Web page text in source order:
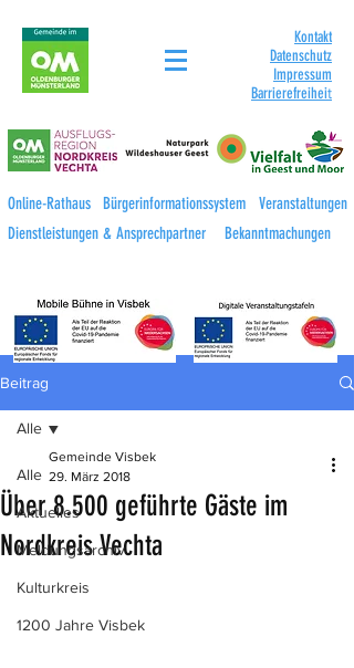
Kontakt
Datenschutz
Impressum
Barrierefreiheit
Online-Rathaus Bürgerinformationssystem
Veranstaltungen
Dienstleistungen & Ansprechpartner
Bekanntmachungen
Beitrag
Alle
Aktuelles
Meldungsarchiv
Kulturkreis
1200 Jahre Visbek
Alle
Über 8.500 geführte Gäste im
Nordkreis Vechta
Gemeinde Visbek
29. März 2018